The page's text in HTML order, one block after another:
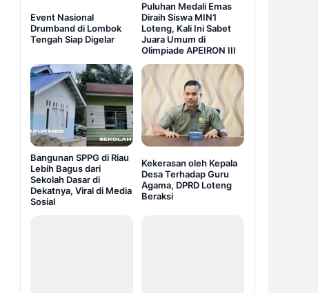
Event Nasional
Drumband di Lombok
Tengah Siap Digelar
Puluhan Medali Emas
Diraih Siswa MIN1
Loteng, Kali Ini Sabet
Juara Umum di
Olimpiade APEIRON III
Bangunan SPPG di Riau
Lebih Bagus dari
Sekolah Dasar di
Dekatnya, Viral di Media
Sosial
Kekerasan oleh Kepala
Desa Terhadap Guru
Agama, DPRD Loteng
Beraksi